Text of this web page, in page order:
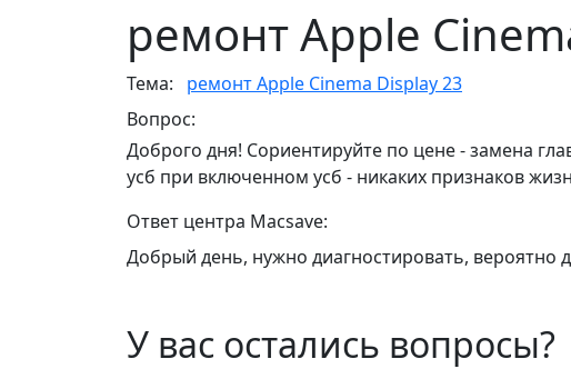
ремонт Apple
Тема: ремонт Apple Cinema Display 23
Вопрос:
Доброго дня! Сориентируйте по цене - замена
усб при включенном усб - никаких признаков
Ответ центра Macsave:
Добрый день, нужно диагностировать, вероятно
У вас остались вопросы?